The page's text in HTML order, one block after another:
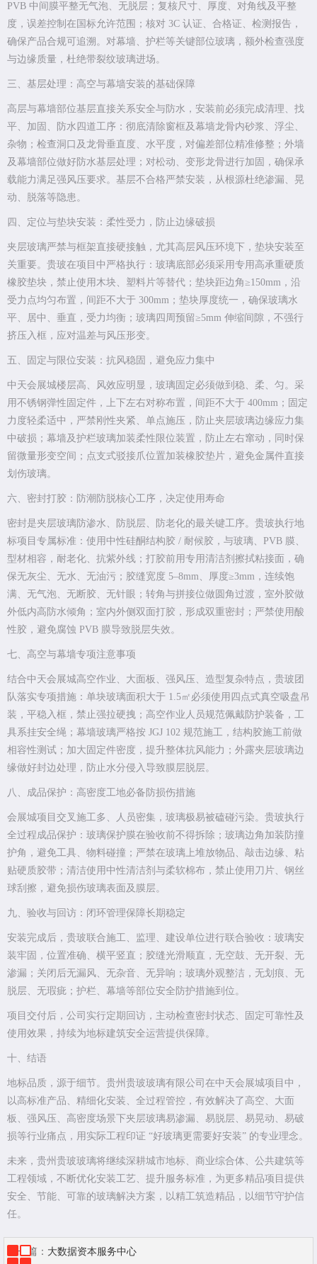
PVB 中间膜平整无气泡、无脱层；复核尺寸、厚度、对角线及平整
度，误差控制在国标允许范围；核对 3C 认证、合格证、检测报告，
确保产品合规可追溯。对幕墙、护栏等关键部位玻璃，额外检查强度
与边缘质量，杜绝带裂纹玻璃进场。
三、基层处理：高空与幕墙安装的基础保障
高层与幕墙部位基层直接关系安全与防水，安装前必须完成清理、找
平、加固、防水四道工序：彻底清除窗框及幕墙龙骨内砂浆、浮尘、
杂物；检查洞口及龙骨垂直度、水平度，对偏差部位精准修整；外墙
及幕墙部位做好防水基层处理；对松动、变形龙骨进行加固，确保承
载能力满足强风压要求。基层不合格严禁安装，从根源杜绝渗漏、晃
动、脱落等隐患。
四、定位与垫块安装：柔性受力，防止边缘破损
夹层玻璃严禁与框架直接硬接触，尤其高层风压环境下，垫块安装至
关重要。贵玻在项目中严格执行：玻璃底部必须采用专用高承重硬质
橡胶垫块，禁止使用木块、塑料片等替代；垫块距边角≥150mm，沿
受力点均匀布置，间距不大于 300mm；垫块厚度统一，确保玻璃水
平、居中、垂直，受力均衡；玻璃四周预留≥5mm 伸缩间隙，不强行
挤压入框，应对温差与风压形变。
五、固定与限位安装：抗风稳固，避免应力集中
中天会展城楼层高、风效应明显，玻璃固定必须做到稳、柔、匀。采
用不锈钢弹性固定件，上下左右对称布置，间距不大于 400mm；固定
力度轻柔适中，严禁刚性夹紧、单点施压，防止夹层玻璃边缘应力集
中破损；幕墙及护栏玻璃加装柔性限位装置，防止左右窜动，同时保
留微量形变空间；点支式驳接爪位置加装橡胶垫片，避免金属件直接
划伤玻璃。
六、密封打胶：防潮防脱核心工序，决定使用寿命
密封是夹层玻璃防渗水、防脱层、防老化的最关键工序。贵玻执行地
标项目专属标准：使用中性硅酮结构胶 / 耐候胶，与玻璃、PVB 膜、
型材相容，耐老化、抗紫外线；打胶前用专用清洁剂擦拭粘接面，确
保无灰尘、无水、无油污；胶缝宽度 5–8mm、厚度≥3mm，连续饱
满、无气泡、无断胶、无针眼；转角与拼接位做圆角过渡，室外胶做
外低内高防水倾角；室内外侧双面打胶，形成双重密封；严禁使用酸
性胶，避免腐蚀 PVB 膜导致脱层失效。
七、高空与幕墙专项注意事项
结合中天会展城高空作业、大面板、强风压、造型复杂特点，贵玻团
队落实专项措施：单块玻璃面积大于 1.5㎡必须使用四点式真空吸盘吊
装，平稳入框，禁止强拉硬拽；高空作业人员规范佩戴防护装备，工
具系挂安全绳；幕墙玻璃严格按 JGJ 102 规范施工，结构胶施工前做
相容性测试；加大固定件密度，提升整体抗风能力；外露夹层玻璃边
缘做好封边处理，防止水分侵入导致膜层脱层。
八、成品保护：高密度工地必备防损伤措施
会展城项目交叉施工多、人员密集，玻璃极易被磕碰污染。贵玻执行
全过程成品保护：玻璃保护膜在验收前不得拆除；玻璃边角加装防撞
护角，避免工具、物料碰撞；严禁在玻璃上堆放物品、敲击边缘、粘
贴硬质胶带；清洁使用中性清洁剂与柔软棉布，禁止使用刀片、钢丝
球刮擦，避免损伤玻璃表面及膜层。
九、验收与回访：闭环管理保障长期稳定
安装完成后，贵玻联合施工、监理、建设单位进行联合验收：玻璃安
装牢固，位置准确、横平竖直；胶缝光滑顺直，无空鼓、无开裂、无
渗漏；关闭后无漏风、无杂音、无异响；玻璃外观整洁，无划痕、无
脱层、无瑕疵；护栏、幕墙等部位安全防护措施到位。
项目交付后，公司实行定期回访，主动检查密封状态、固定可靠性及
使用效果，持续为地标建筑安全运营提供保障。
十、结语
地标品质，源于细节。贵州贵玻玻璃有限公司在中天会展城项目中，
以高标准产品、精细化安装、全过程管控，有效解决了高空、大面
板、强风压、高密度场景下夹层玻璃易渗漏、易脱层、易晃动、易破
损等行业痛点，用实际工程印证 “好玻璃更需要好安装” 的专业理念。
未来，贵州贵玻玻璃将继续深耕城市地标、商业综合体、公共建筑等
工程领域，不断优化安装工艺、提升服务标准，为更多精品项目提供
安全、节能、可靠的玻璃解决方案，以精工筑造精品，以细节守护信
任。
上一篇： 大数据资本服务中心